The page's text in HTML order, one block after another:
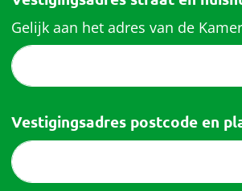
Gelijk aan het adres van de
Vestigingsadres postcode en